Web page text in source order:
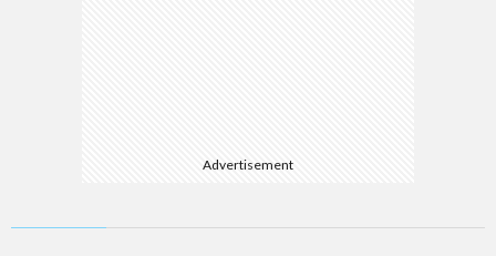
Advertisement